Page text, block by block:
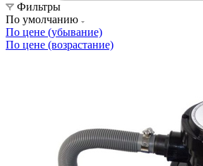
Фильтры
По умолчанию
По цене (убывание)
По цене (возрастание)